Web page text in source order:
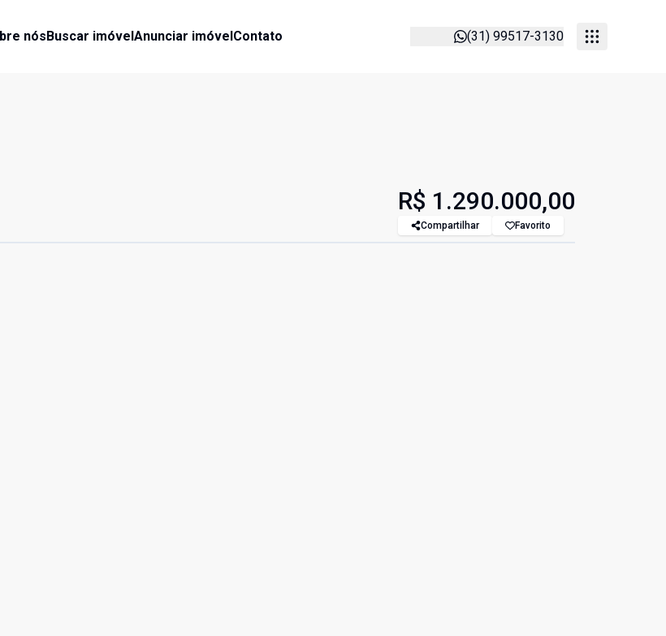
nósBuscar imóvelAnunciar imóvelContato (31) 99517-3130
R$ 1.290.000,00
Compartilhar Favorito